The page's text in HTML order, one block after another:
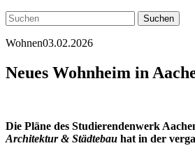
Wohnen03.02.2026
Neues Wohnheim in
Die Pläne des Studierendenwerk
Architektur & Städtebau hat in der